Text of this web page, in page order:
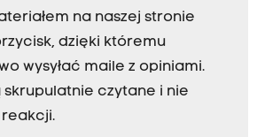
na naszej stronie
dzięki któremu
wysyłać maile z opiniami.
skrupulatnie czytane i nie